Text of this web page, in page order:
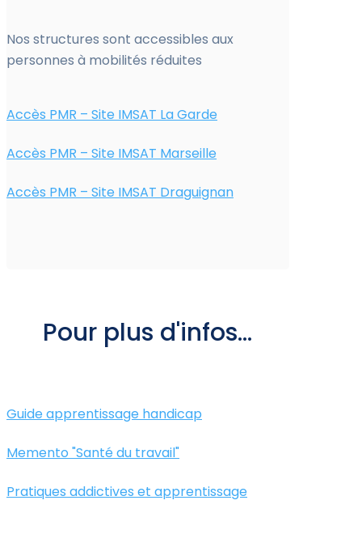
Nos structures sont accessibles aux
personnes à mobilités réduites
Accès PMR – Site IMSAT La Garde
Accès PMR – Site IMSAT Marseille
Accès PMR – Site IMSAT Draguignan
Pour plus d'infos...
Guide apprentissage handicap
Memento "Santé du travail"
Pratiques addictives et apprentissage